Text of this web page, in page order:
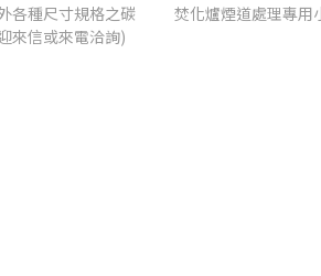
各種尺寸規格之碳
來信或來電洽詢)
焚化爐煙道處理專用